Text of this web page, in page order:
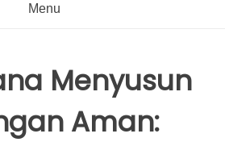
Menu
Menyusun
Aman: